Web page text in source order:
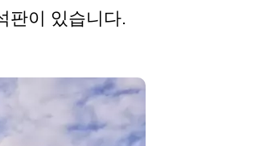
판이 있습니다.